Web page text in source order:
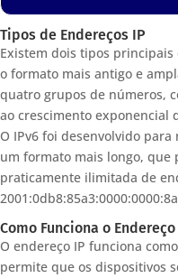
Tipos de Endereços IP
Existem dois tipos principais
o formato mais antigo e
quatro grupos de números,
ao crescimento exponencial
O IPv6 foi desenvolvido
um formato mais longo,
praticamente ilimitada de
Como Funciona o Endereço
O endereço IP funciona
permite que os dispositivos